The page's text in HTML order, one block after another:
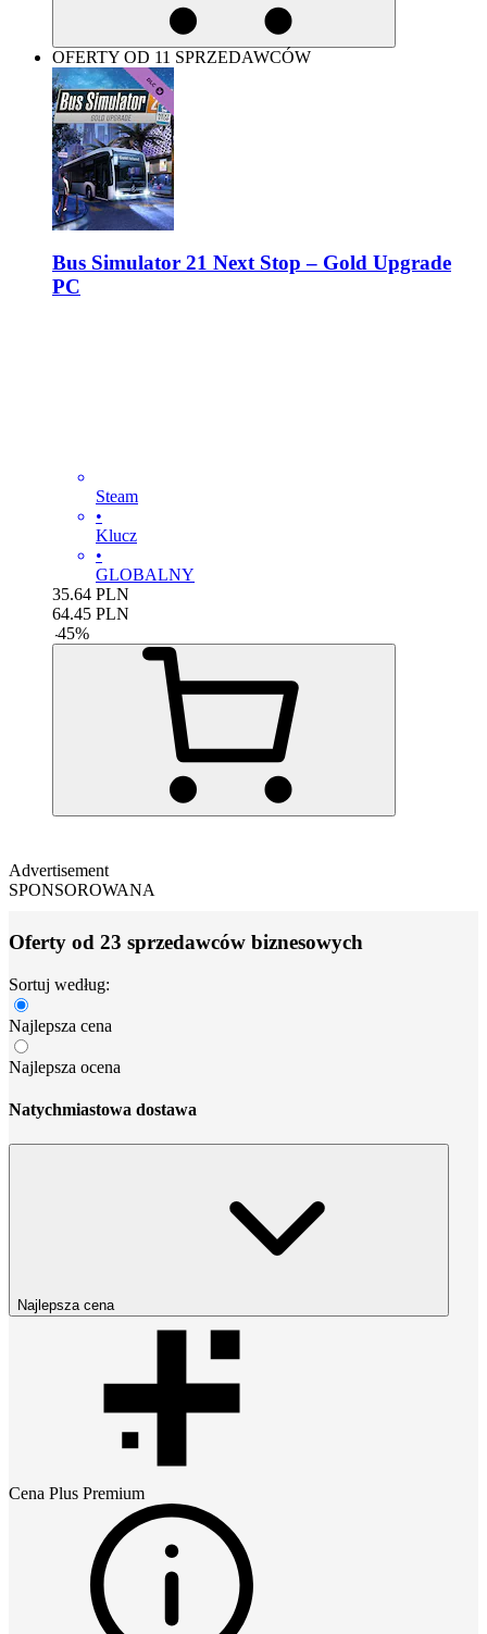
OFERTY OD 11 SPRZEDAWCÓW
Bus Simulator 21 Next Stop – Gold Upgrade
PC
Steam
•
Klucz
•
GLOBALNY
35.64 PLN
64.45 PLN
-45%
Advertisement
SPONSOROWANA
Oferty od 23 sprzedawców biznesowych
Sortuj według:
Najlepsza cena
Najlepsza ocena
Natychmiastowa dostawa
Najlepsza cena
Cena Plus Premium